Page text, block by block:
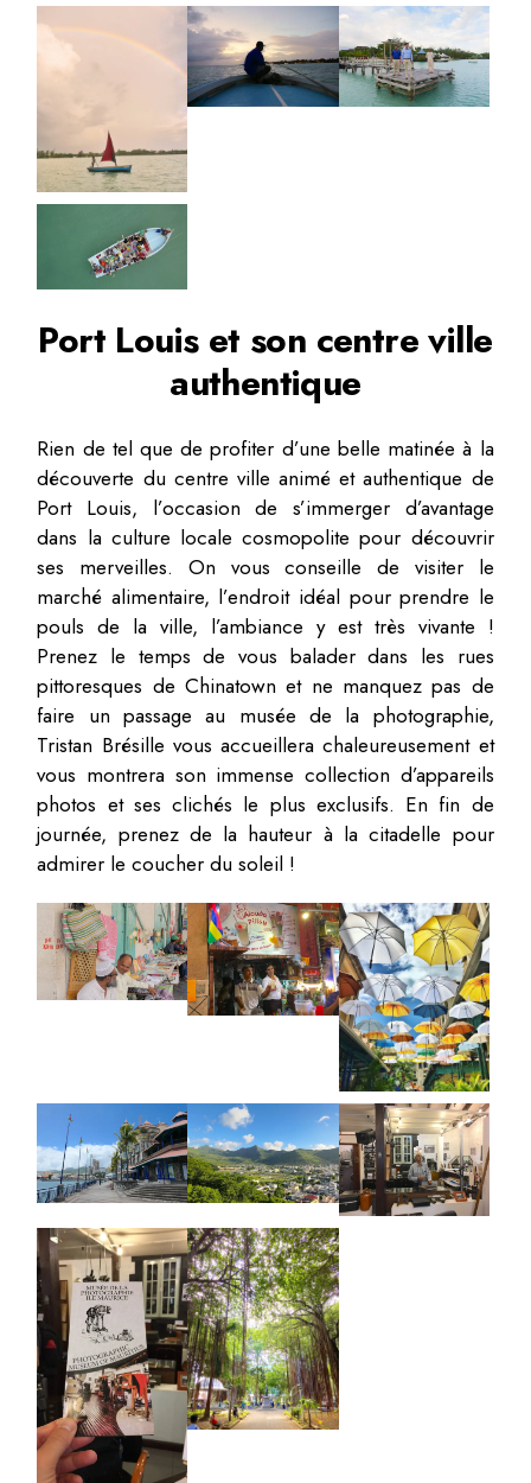
Port Louis et son centre ville
authentique
Rien de tel que de profiter d’une belle matinée à la
découverte du centre ville animé et authentique de
Port Louis, l’occasion de s’immerger d’avantage
dans la culture locale cosmopolite pour découvrir
ses merveilles. On vous conseille de visiter le
marché alimentaire, l’endroit idéal pour prendre le
pouls de la ville, l’ambiance y est très vivante !
Prenez le temps de vous balader dans les rues
pittoresques de Chinatown et ne manquez pas de
faire un passage au musée de la photographie,
Tristan Brésille vous accueillera chaleureusement et
vous montrera son immense collection d’appareils
photos et ses clichés le plus exclusifs. En fin de
journée, prenez de la hauteur à la citadelle pour
admirer le coucher du soleil !